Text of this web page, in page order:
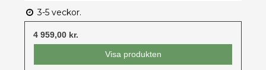
3-5 veckor.
4 959,00 kr.
Visa produkten